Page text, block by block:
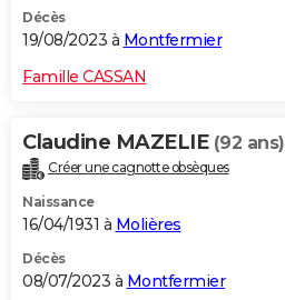
BONS PLANS
CARTE DE VOEUX
Dictionnaire
Biographies
Citations
Expressions
Proverbes
PROGRAMME TV
COPAINS D'AVANT
S'inscrire
Se connecter
Lycées
Collèges
Primaires
Universités
Entreprises
Service militaire
Avis de recherche
AVIS DE DÉCÈS
Décès
19/08/2023 à Montfermier
Famille CASSAN
Claudine MAZELIE (92 ans)
Créer une cagnotte obsèques
Naissance
16/04/1931 à Molières
Décès
08/07/2023 à Montfermier